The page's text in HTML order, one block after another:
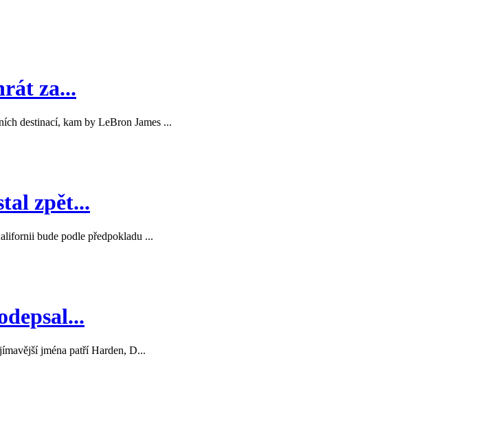
za...
destinací, kam by LeBron James ...
zpět...
bude podle předpokladu ...
jména patří Harden, D...